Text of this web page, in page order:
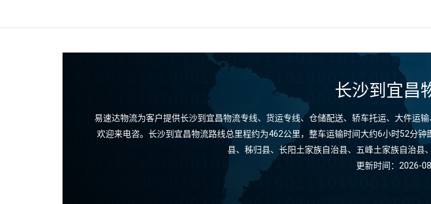
长沙到宜昌
易速达物流为客户提供长沙到宜昌物流专线、货运专线、仓储配送、轿车托运、大件运
欢迎来电咨。长沙到宜昌物流路线总里程约为462公里，整车运输时间大约6小时52分
县、秭归县、长阳土家族自治县、五峰土家族自治县
更新时间：2026-